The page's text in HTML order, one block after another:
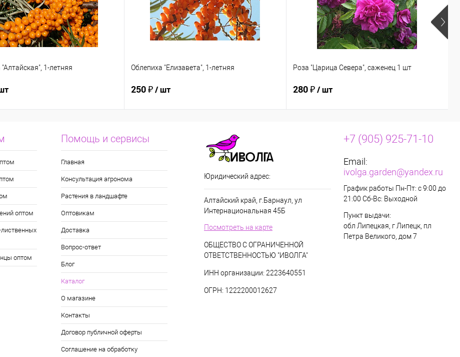
1-летняя Облепиха "Елизавета", 1-летняя
250 ₽/ шт
Роза "Царица Севера", саженец 1 шт
280 ₽/ шт
оптом
оптом
Помощь и сервисы
Главная
Консультация агронома
Растения в ландшафте
Оптовикам
Доставка
Вопрос-ответ
Блог
Каталог
О магазине
Контакты
Договор публичной оферты
Соглашение на обработку
Юридический адрес:
Алтайский край, г.Барнаул, ул
Интернациональная 45Б
Посмотреть на карте
ОБЩЕСТВО С ОГРАНИЧЕННОЙ
ОТВЕТСТВЕННОСТЬЮ "ИВОЛГА"
ИНН организации: 2223640551
ОГРН: 1222200012627
+7 (905) 925-71-10
Email:
ivolga.garden@yandex.ru
График работы Пн-Пт: с 9:00 до
21:00 Сб-Вс: Выходной
Пункт выдачи:
обл Липецкая, г Липецк, пл
Петра Великого, дом 7